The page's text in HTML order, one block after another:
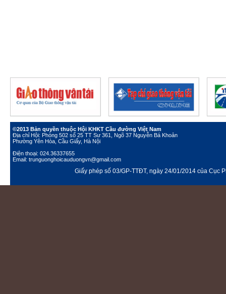
©2013 Bản quyền thuộc Hội KHKT Cầu đường Việt Nam
Địa chỉ Hội: Phòng 502 số 25 TT Sư 361, Ngõ 37 Nguyễn Bá Khoản
Phường Yên Hòa, Cầu Giấy, Hà Nội
Điện thoại: 024.36337655
Email: trunguonghoicauduongvn@gmail.com
Giấy phép số 03/GP-TTĐT, ngày 24/01/2014 của Cục